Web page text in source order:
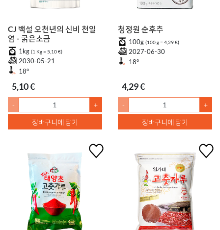
CJ 백설 오천년의 신비 천일
염 - 굵은소금
1kg (1 Kg = 5,10 €)
2030-05-21
18°
5,10 €
- +
장바구니에 담기
청정원 순후추
100g (100 g = 4,29 €)
2027-06-30
18°
4,29 €
- +
장바구니에 담기